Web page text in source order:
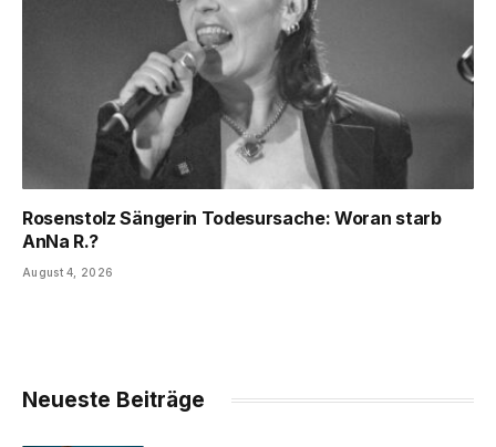
Rosenstolz Sängerin Todesursache: Woran starb
AnNa R.?
August 4, 2026
Neueste Beiträge